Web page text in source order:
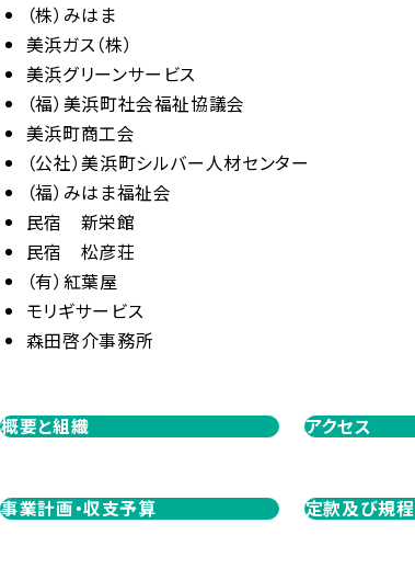
（株）みはま
美浜ガス（株）
美浜グリーンサービス
（福）美浜町社会福祉協議会
美浜町商工会
（公社）美浜町シルバー人材センター
（福）みはま福祉会
民宿 新栄館
民宿 松彦荘
（有）紅葉屋
モリギサービス
森田啓介事務所
概要と組織 アクセス
事業計画・収支予算 定款及び規程